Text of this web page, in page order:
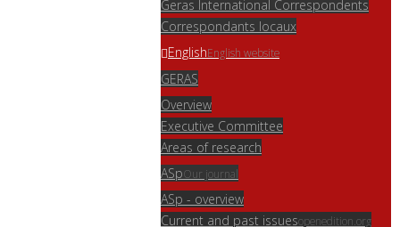
Geras International Correspondents
Correspondants locaux
EnglishEnglish website
GERAS
Overview
Executive Committee
Areas of research
ASpOur journal
ASp - overview
Current and past issuesopenedition.org